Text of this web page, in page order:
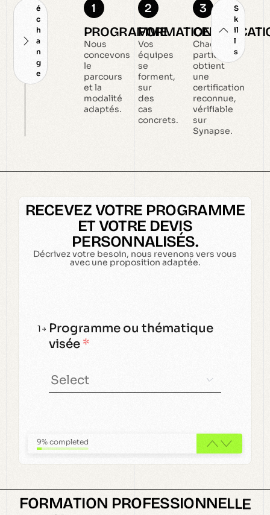
é
c
h
a
n
g
e
1
PROGRAMME
Nous
concevons
le
parcours
et la
modalité
adaptés.
2
FORMATION
Vos
équipes
se
forment,
sur
des
cas
concrets.
3
Chaque
participant
obtient
une
certification
reconnue,
vérifiable
sur
Synapse.
S
k
il
l
s
RECEVEZ VOTRE PROGRAMME
ET VOTRE DEVIS
PERSONNALISÉS.
Décrivez votre besoin, nous revenons vers vous
avec une proposition adaptée.
1
Programme ou thématique
visée *
9% completed
FORMATION PROFESSIONNELLE